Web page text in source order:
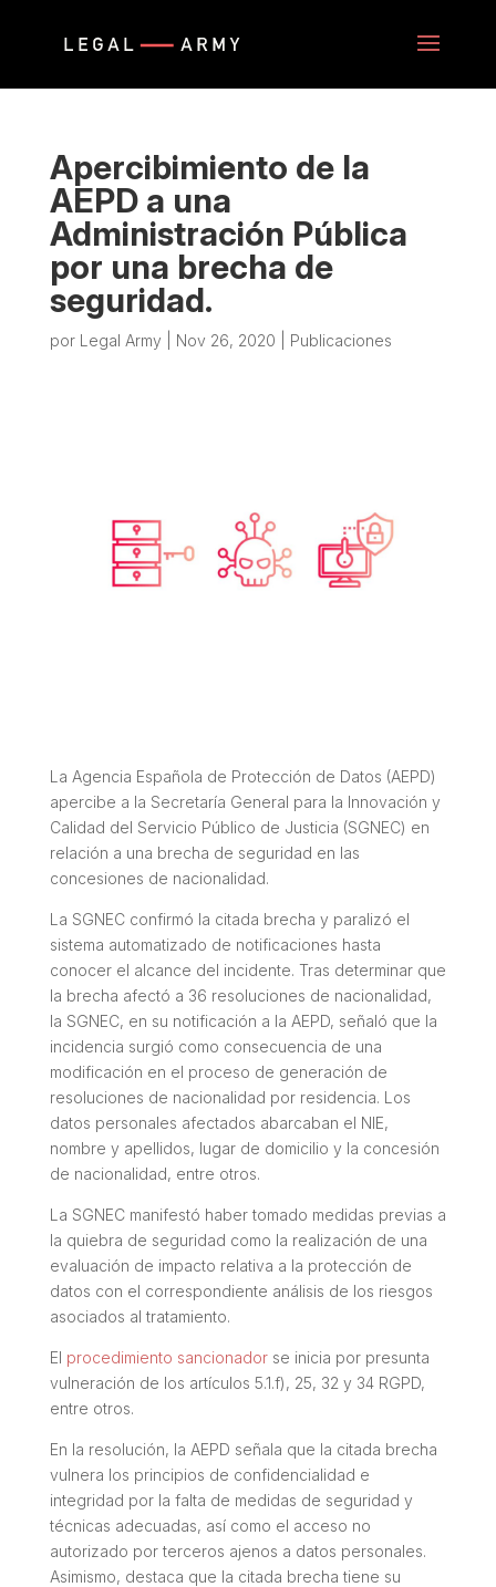
Apercibimiento de la
AEPD a una
Administración Pública
por una brecha de
seguridad.
por Legal Army Nov 26, 2020 Publicaciones
La Agencia Española de Protección de Datos (AEPD)
apercibe a la Secretaría General para la Innovación y
Calidad del Servicio Público de Justicia (SGNEC) en
relación a una brecha de seguridad en las
concesiones de nacionalidad.
La SGNEC confirmó la citada brecha y paralizó el
sistema automatizado de notificaciones hasta
conocer el alcance del incidente. Tras determinar que
la brecha afectó a 36 resoluciones de nacionalidad,
la SGNEC, en su notificación a la AEPD, señaló que la
incidencia surgió como consecuencia de una
modificación en el proceso de generación de
resoluciones de nacionalidad por residencia. Los
datos personales afectados abarcaban el NIE,
nombre y apellidos, lugar de domicilio y la concesión
de nacionalidad, entre otros.
La SGNEC manifestó haber tomado medidas previas a
la quiebra de seguridad como la realización de una
evaluación de impacto relativa a la protección de
datos con el correspondiente análisis de los riesgos
asociados al tratamiento.
El procedimiento sancionadorse inicia por presunta
vulneración de los artículos 5.1.f), 25, 32 y 34 RGPD,
entre otros.
En la resolución, la AEPD señala que la citada brecha
vulnera los principios de confidencialidad e
integridad por la falta de medidas de seguridad y
técnicas adecuadas, así como el acceso no
autorizado por terceros ajenos a datos personales.
Asimismo, destaca que la citada brecha tiene su